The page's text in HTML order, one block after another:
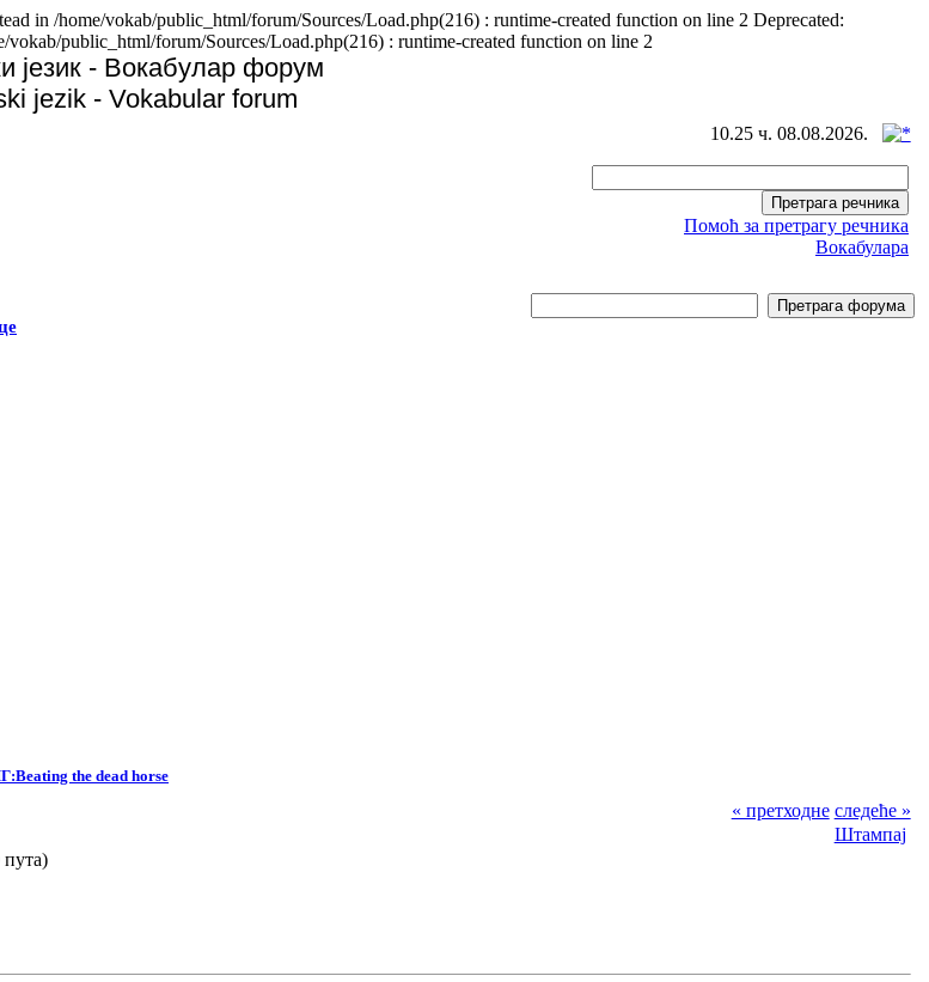
in /home/vokab/public_html/forum/Sources/Load.php(216) : runtime-created function on line 2 Deprecated:
public_html/forum/Sources/Load.php(216) : runtime-created function on line 2
језик - Вокабулар форум
jezik - Vokabular forum
10.25 ч. 08.08.2026.
Помоћ за претрагу речника
Вокабулара
the dead horse
« претходне следеће »
Штампај